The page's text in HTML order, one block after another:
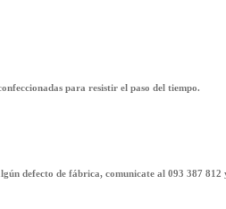
para resistir el paso del tiempo.
defecto de fábrica, comunicate al 093 387